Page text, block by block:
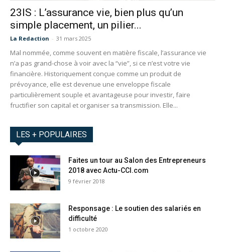
23IS : L’assurance vie, bien plus qu’un
simple placement, un pilier...
La Redaction - 31 mars 2025
Mal nommée, comme souvent en matière fiscale, l’assurance vie
n’a pas grand-chose à voir avec la “vie”, si ce n’est votre vie
financière. Historiquement conçue comme un produit de
prévoyance, elle est devenue une enveloppe fiscale
particulièrement souple et avantageuse pour investir, faire
fructifier son capital et organiser sa transmission. Elle...
LES + POPULAIRES
Faites un tour au Salon des Entrepreneurs
2018 avec Actu-CCI.com
9 février 2018
Responsage : Le soutien des salariés en
difficulté
1 octobre 2020